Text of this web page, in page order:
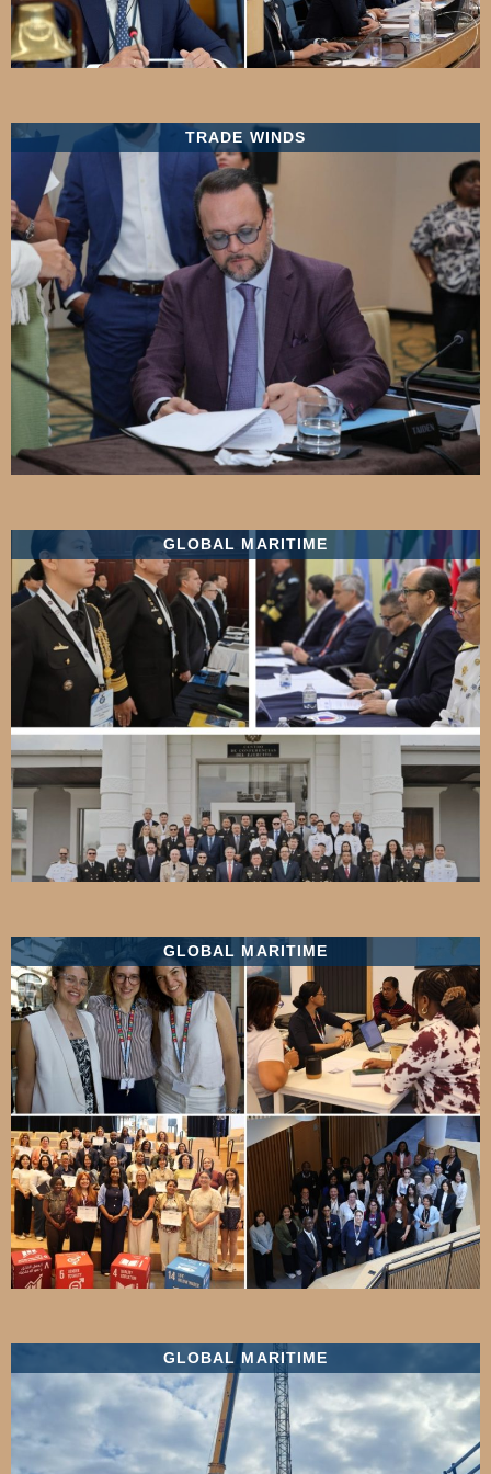
TRADE WINDS
GLOBAL MARITIME
GLOBAL MARITIME
GLOBAL MARITIME